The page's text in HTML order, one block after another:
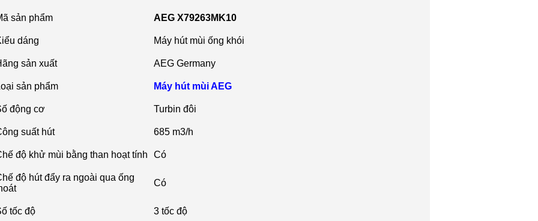
sản phẩm AEG X79263MK10
dáng Máy hút mùi ống khói
sản xuất AEG Germany
sản phẩm Máy hút mùi AEG
động cơ Turbin đôi
suất hút 685 m3/h
độ khử mùi bằng than hoạt tính Có
độ hút đẩy ra ngoài qua ống
Có
tốc độ 3 tốc độ